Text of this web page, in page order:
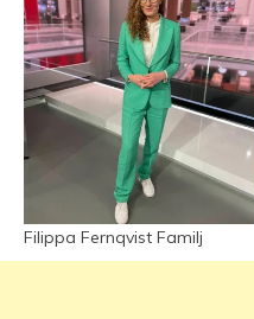
Filippa Fernqvist Familj